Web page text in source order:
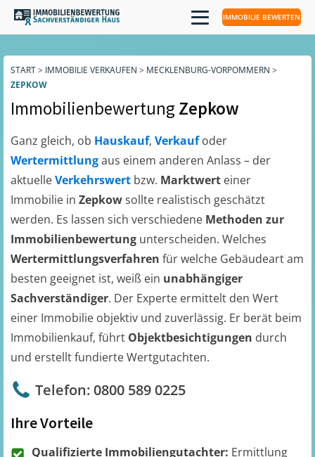
IMMOBILIE BEWERTEN
START> IMMOBILIE VERKAUFEN > MECKLENBURG-VORPOMMERN >
ZEPKOW
ImmobilienbewertungZepkow
Ganz gleich, ob Hauskauf, Verkaufoder
Wertermittlungaus einem anderen Anlass – der
aktuelleVerkehrswert bzw. Marktwert einer
Immobilie in Zepkowsollte realistisch geschätzt
werden. Es lassen sich verschiedene Methoden zur
Immobilienbewertung unterscheiden. Welches
Wertermittlungsverfahren für welche Gebäudeart am
besten geeignet ist, weiß ein unabhängiger
Sachverständiger. Der Experte ermittelt den Wert
einer Immobilie objektiv und zuverlässig. Er berät beim
Immobilienkauf, führt Objektbesichtigungen durch
und erstellt fundierte Wertgutachten.
Telefon: 0800 589 0225
Ihre Vorteile
Qualifizierte Immobiliengutachter: Ermittlung